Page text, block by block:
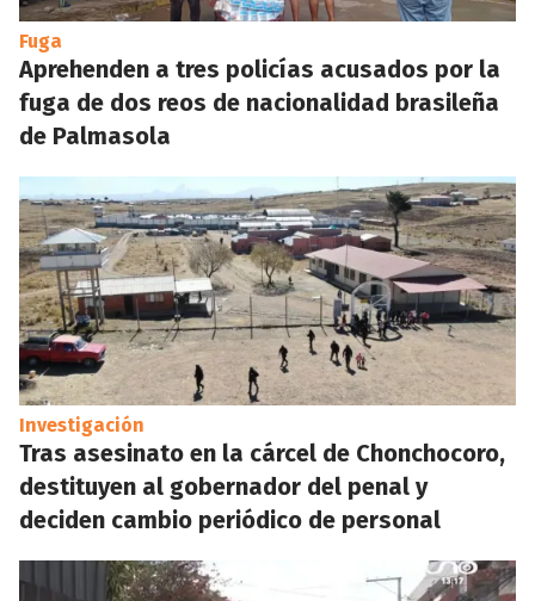
Fuga
Aprehenden a tres policías acusados por la
fuga de dos reos de nacionalidad brasileña
de Palmasola
Investigación
Tras asesinato en la cárcel de Chonchocoro,
destituyen al gobernador del penal y
deciden cambio periódico de personal